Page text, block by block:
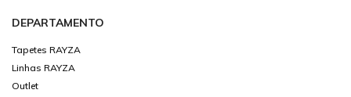
DEPARTAMENTO
Tapetes RAYZA
Linhas RAYZA
Outlet